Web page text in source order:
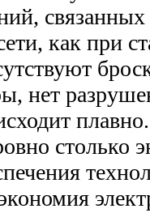
как при
нет
столько